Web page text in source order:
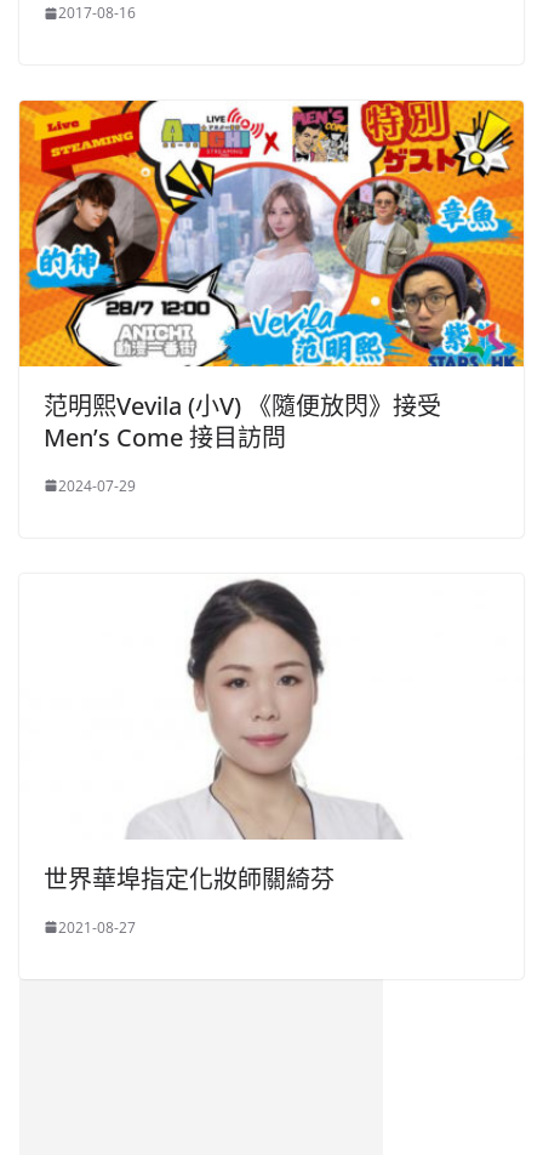
2017-08-16
范明熙Vevila (小V) 《隨便放閃》接受
Men’s Come 接目訪問
2024-07-29
世界華埠指定化妝師關綺芬
2021-08-27